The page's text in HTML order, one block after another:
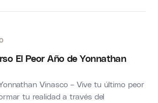
El Peor Año de Yonnathan
Vinasco – Vive tu último peor
tu realidad a través del